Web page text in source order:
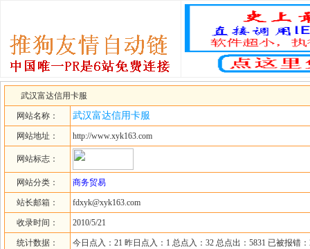
武汉富达信用卡服
网站名称： 武汉富达信用卡服
网站地址： http://www.xyk163.com
网站标志：
网站分类： 商务贸易
站长邮箱： fdxyk@xyk163.com
收录时间： 2010/5/21
统计数据： 今日点入：21 昨日点入：1 总点入：32 总点出：5831 已被报错